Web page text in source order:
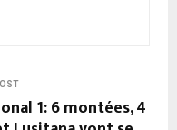
1: 6 montées, 4